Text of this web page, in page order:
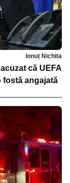
Ionuț Nichita
că UEFA
fostă angajată